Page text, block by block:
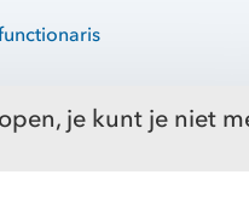
je kunt je niet